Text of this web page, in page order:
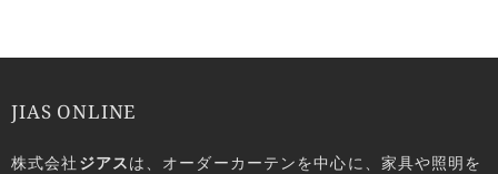
JIAS ONLINE
株式会社 ジアスは、オーダーカーテンを中心に、家具や照明を